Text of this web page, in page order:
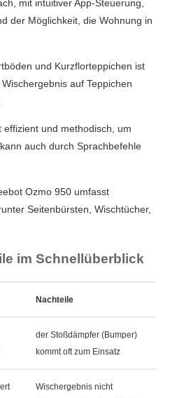
mit intuitiver App-Steuerung,
der Möglichkeit, die Wohnung in
und Kurzflorteppichen ist
auf Teppichen
und methodisch, um
auch durch Sprachbefehle
Ozmo 950 umfasst
Seitenbürsten, Wischtücher,
im Schnellüberblick
Nachteile
der Stoßdämpfer (Bumper)
kommt oft zum Einsatz
Wischergebnis nicht